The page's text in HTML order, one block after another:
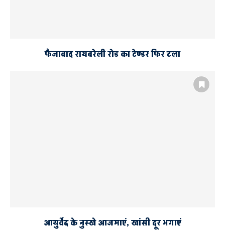
फैजाबाद रायबरेली रोड का टेण्डर फिर टला
आयुर्वेद के नुस्खे आजमाएं, खांसी दूर भगाएं